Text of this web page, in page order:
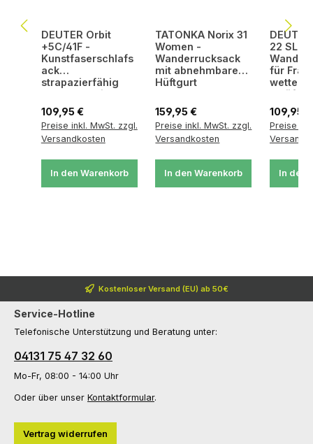
DEUTER Orbit
+5C/41F -
Kunstfaserschlafs
ack
strapazierfähig
und langlebig
Regulärer Preis:
109,95 €
Preise inkl. MwSt. zzgl.
Versandkosten
In den Warenkorb
TATONKA Norix 31
Women -
Wanderrucksack
mit abnehmbarem
Hüftgurt
Regulärer Preis:
159,95 €
Preise inkl. MwSt. zzgl.
Versandkosten
In den Warenkorb
22 SL -
für
belüftet
109,95 €
Preise
In den
Kostenloser Versand (EU) ab 50€
Service-Hotline
Telefonische Unterstützung und Beratung unter:
04131 75 47 32 60
Mo-Fr, 08:00 - 14:00 Uhr
Oder über unser Kontaktformular.
Vertrag widerrufen